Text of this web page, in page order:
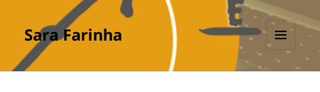
Sara Farinha
MENU